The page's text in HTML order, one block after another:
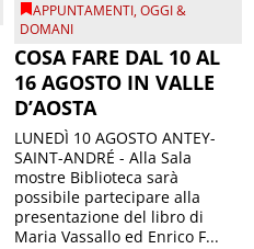
APPUNTAMENTI,OGGI &
DOMANI
COSA FARE DAL 10 AL
16 AGOSTO IN VALLE
D’AOSTA
LUNEDÌ 10 AGOSTO ANTEY-
SAINT-ANDRÉ - Alla Sala
mostre Biblioteca sarà
possibile partecipare alla
presentazione del libro di
Maria Vassallo ed Enrico F...